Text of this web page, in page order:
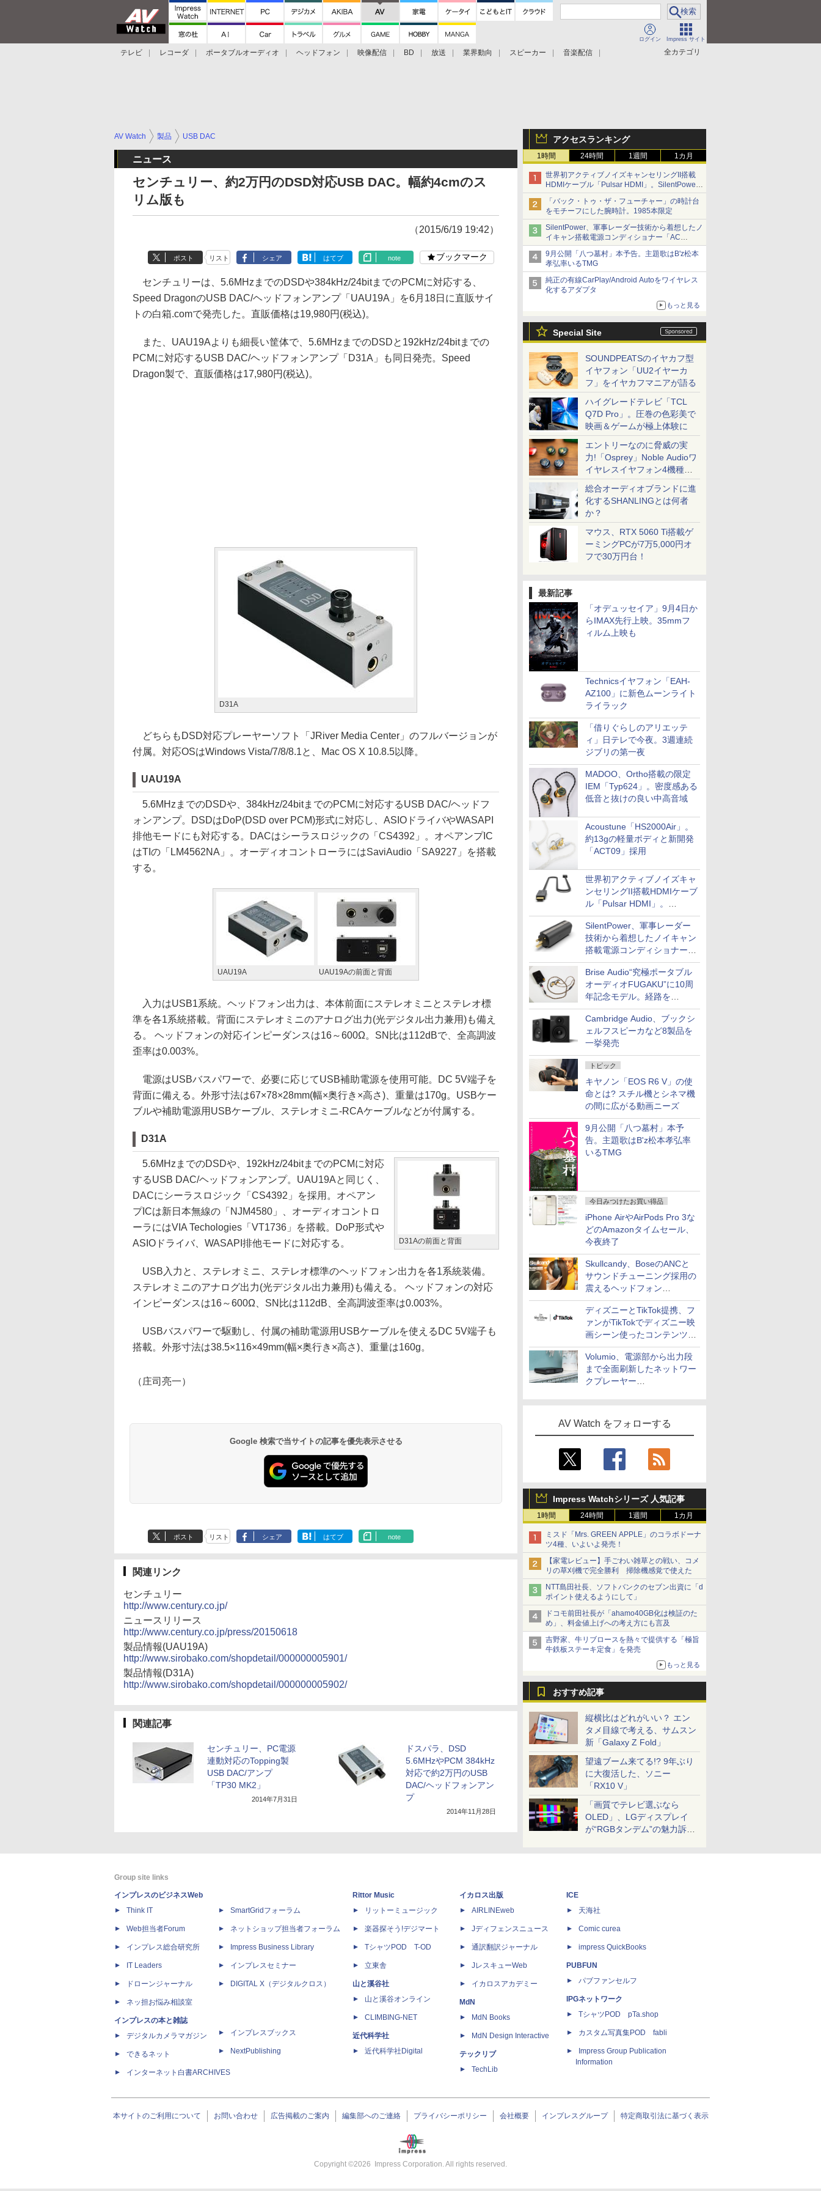
ログイン Impress サイト
全カテゴリ
テレビ レコーダ ポータブルオーディオ ヘッドフォン 映像配信 BD 放送 業界動向 スピーカー
音楽配信
アクセスランキング
1時間 24時間 1週間 1カ月
世界初アクティブノイズキャンセリングII搭載
HDMIケーブル「Pulsar HDMI」。SilentPower
から
「バック・トゥ・ザ・フューチャー」の時計台
をモチーフにした腕時計。1985本限定
SilentPower、軍事レーダー技術から着想したノ
イキャン搭載電源コンディショナー「AC
iPurifier2」
9月公開「八つ墓村」本予告。主題歌はB'z松本
孝弘率いるTMG
純正の有線CarPlay/Android Autoをワイヤレス
化するアダプタ
もっと見る
Special Site
SOUNDPEATSのイヤカフ型
イヤフォン「UU2イヤーカ
フ」をイヤカフマニアが語る
ハイグレードテレビ「TCL
Q7D Pro」。圧巻の色彩美で
映画＆ゲームが極上体験に
エントリーなのに脅威の実
力!「Osprey」Noble Audioワ
イヤレスイヤフォン4機種を
一気に聴く
総合オーディオブランドに進
化するSHANLINGとは何者
か？
マウス、RTX 5060 Ti搭載ゲ
ーミングPCが7万5,000円オ
フで30万円台！
最新記事
「オデュッセイア」9月4日か
らIMAX先行上映。35mmフ
ィルム上映も
Technicsイヤフォン「EAH-
AZ100」に新色ムーンライト
ライラック
「借りぐらしのアリエッテ
ィ」日テレで今夜。3週連続
ジブリの第一夜
MADOO、Ortho搭載の限定
IEM「Typ624」。密度感ある
低音と抜けの良い中高音域
Acoustune「HS2000Air」。
約13gの軽量ボディと新開発
「ACT09」採用
世界初アクティブノイズキャ
ンセリングII搭載HDMIケーブ
ル「Pulsar HDMI」。
SilentPowerから
SilentPower、軍事レーダー
技術から着想したノイキャン
搭載電源コンディショナー
「AC iPurifier2」
Brise Audio“究極ポータブル
オーディオFUGAKU”に10周
年記念モデル。経路を
NISHIKIで統一。400万円
Cambridge Audio、ブックシ
ェルフスピーカなど8製品を
一挙発売
トピック
キヤノン「EOS R6 V」の使
命とは? スチル機とシネマ機
の間に広がる動画ニーズ
9月公開「八つ墓村」本予
告。主題歌はB'z松本孝弘率
いるTMG
今日みつけたお買い得品
iPhone AirやAirPods Pro 3な
どのAmazonタイムセール、
今夜終了
Skullcandy、BoseのANCと
サウンドチューニング採用の
震えるヘッドフォン
「Crusher 1080 ANC」
ディズニーとTikTok提携、フ
ァンがTikTokでディズニー映
画シーン使ったコンテンツ制
作、Disney+にも配信
Volumio、電源部から出力段
まで全面刷新したネットワー
クプレーヤー
AV Watch をフォローする
Impress Watchシリーズ 人気記事
1時間 24時間 1週間 1カ月
ミスド「Mrs. GREEN APPLE」のコラボドーナ
ツ4種、いよいよ発売！
【家電レビュー】手ごわい雑草との戦い、コメ
リの草刈機で完全勝利 掃除機感覚で使えた
NTT島田社長、ソフトバンクのセブン出資に「d
ポイント使えるようにして」
ドコモ前田社長が「ahamo40GB化は検証のた
め」、料金値上げへの考え方にも言及
吉野家、牛リブロースを熱々で提供する「極旨
牛鉄板ステーキ定食」を発売
もっと見る
おすすめ記事
縦横比はどれがいい？ エン
タメ目線で考える、サムスン
新「Galaxy Z Fold」
望遠ブーム来てる!? 9年ぶり
に大復活した、ソニー
「RX10 V」
「画質でテレビ選ぶなら
OLED」、LGディスプレイ
が“RGBタンデム”の魅力訴
AV Watch 製品 USB DAC
ニュース
センチュリー、約2万円のDSD対応USB DAC。幅約4cmのス
リム版も
（2015/6/19 19:42）
ポスト リスト シェア はてブ note ブックマーク
センチュリーは、5.6MHzまでのDSDや384kHz/24bitまでのPCMに対応する、
Speed DragonのUSB DAC/ヘッドフォンアンプ「UAU19A」を6月18日に直販サイ
トの白箱.comで発売した。直販価格は19,980円(税込)。
また、UAU19Aよりも細長い筐体で、5.6MHzまでのDSDと192kHz/24bitまでの
PCMに対応するUSB DAC/ヘッドフォンアンプ「D31A」も同日発売。Speed
Dragon製で、直販価格は17,980円(税込)。
D31A
どちらもDSD対応プレーヤーソフト「JRiver Media Center」のフルバージョンが
付属。対応OSはWindows Vista/7/8/8.1と、Mac OS X 10.8.5以降。
UAU19A
5.6MHzまでのDSDや、384kHz/24bitまでのPCMに対応するUSB DAC/ヘッドフ
ォンアンプ。DSDはDoP(DSD over PCM)形式に対応し、ASIOドライバやWASAPI
排他モードにも対応する。DACはシーラスロジックの「CS4392」。オペアンプIC
はTIの「LM4562NA」。オーディオコントローラにはSaviAudio「SA9227」を搭載
する。
UAU19A UAU19Aの前面と背面
入力はUSB1系統。ヘッドフォン出力は、本体前面にステレオミニとステレオ標
準を各1系統搭載。背面にステレオミニのアナログ出力(光デジタル出力兼用)も備え
る。 ヘッドフォンの対応インピーダンスは16～600Ω。SN比は112dBで、全高調波
歪率は0.003%。
電源はUSBバスパワーで、必要に応じてUSB補助電源を使用可能。DC 5V端子を
背面に備える。外形寸法は67×78×28mm(幅×奥行き×高さ)、重量は170g。USBケー
ブルや補助電源用USBケーブル、ステレオミニ-RCAケーブルなどが付属する。
D31A
D31Aの前面と背面
5.6MHzまでのDSDや、192kHz/24bitまでのPCMに対応
するUSB DAC/ヘッドフォンアンプ。UAU19Aと同じく、
DACにシーラスロジック「CS4392」を採用。オペアン
プICは新日本無線の「NJM4580」、オーディオコントロ
ーラにはVIA Techologies「VT1736」を搭載。DoP形式や
ASIOドライバ、WASAPI排他モードに対応する。
USB入力と、ステレオミニ、ステレオ標準のヘッドフォン出力を各1系統装備。
ステレオミニのアナログ出力(光デジタル出力兼用)も備える。 ヘッドフォンの対応
インピーダンスは16～600Ω、SN比は112dB、全高調波歪率は0.003%。
USBバスパワーで駆動し、付属の補助電源用USBケーブルを使えるDC 5V端子も
搭載。外形寸法は38.5×116×49mm(幅×奥行き×高さ)、重量は160g。
（庄司亮一）
Google 検索で当サイトの記事を優先表示させる
ポスト リスト シェア はてブ note
関連リンク
センチュリー
http://www.century.co.jp/
ニュースリリース
http://www.century.co.jp/press/20150618
製品情報(UAU19A)
http://www.sirobako.com/shopdetail/000000005901/
製品情報(D31A)
http://www.sirobako.com/shopdetail/000000005902/
関連記事
センチュリー、PC電源
連動対応のTopping製
USB DAC/アンプ
「TP30 MK2」
2014年7月31日
ドスパラ、DSD
5.6MHzやPCM 384kHz
対応で約2万円のUSB
DAC/ヘッドフォンアン
プ
2014年11月28日
Group site links
インプレスのビジネスWeb
Think IT
Web担当者Forum
インプレス総合研究所
IT Leaders
ドローンジャーナル
ネッ担お悩み相談室
インプレスの本と雑誌
デジタルカメラマガジン
できるネット
インターネット白書ARCHIVES
SmartGridフォーラム
ネットショップ担当者フォーラム
Impress Business Library
インプレスセミナー
DIGITAL X（デジタルクロス）
インプレスブックス
NextPublishing
Rittor Music
リットーミュージック
楽器探そう!デジマート
TシャツPOD T-OD
立東舎
山と溪谷社
山と溪谷オンライン
CLIMBING-NET
近代科学社
近代科学社Digital
イカロス出版
AIRLINEweb
Jディフェンスニュース
通訳翻訳ジャーナル
JレスキューWeb
イカロスアカデミー
MdN
MdN Books
MdN Design Interactive
テックリブ
TechLib
ICE
天海社
Comic curea
impress QuickBooks
PUBFUN
パブファンセルフ
IPGネットワーク
TシャツPOD pTa.shop
カスタム写真集POD fabli
Impress Group Publication
Information
本サイトのご利用について お問い合わせ 広告掲載のご案内 編集部へのご連絡 プライバシーポリシー 会社概要 インプレスグループ 特定商取引法に基づく表示
Copyright ©2026 Impress Corporation. All rights reserved.